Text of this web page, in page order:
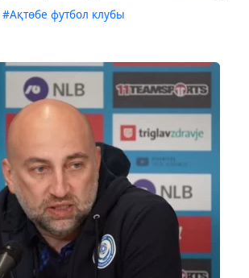
#Ақтөбе футбол клубы